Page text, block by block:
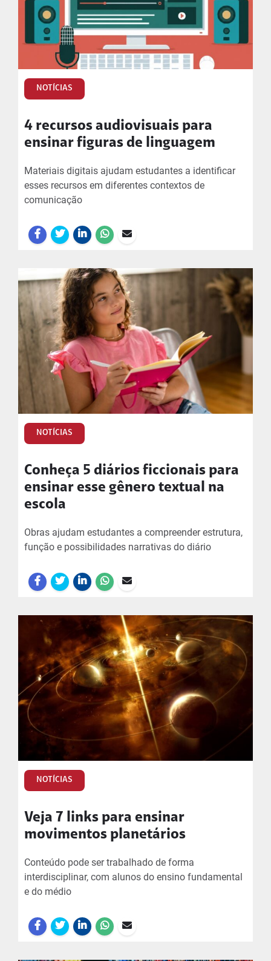
NOTÍCIAS
4 recursos audiovisuais para
ensinar figuras de linguagem
Materiais digitais ajudam estudantes a identificar
esses recursos em diferentes contextos de
comunicação
NOTÍCIAS
Conheça 5 diários ficcionais para
ensinar esse gênero textual na
escola
Obras ajudam estudantes a compreender estrutura,
função e possibilidades narrativas do diário
NOTÍCIAS
Veja 7 links para ensinar
movimentos planetários
Conteúdo pode ser trabalhado de forma
interdisciplinar, com alunos do ensino fundamental
e do médio